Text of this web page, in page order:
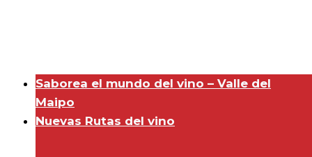
Saborea el mundo del vino – Valle del
Maipo
Nuevas Rutas del vino